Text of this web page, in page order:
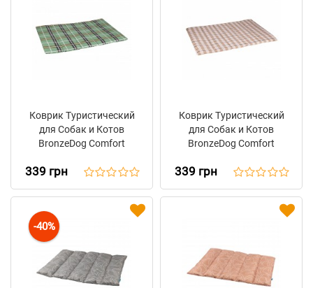
Коврик Туристический
для Собак и Котов
BronzeDog Comfort
Зеленый
339 грн
Коврик Туристический
для Собак и Котов
BronzeDog Comfort
Бежевый
339 грн
-40%